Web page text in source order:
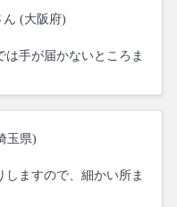
ん (大阪府)
手が届かないところま
玉県)
ますので、細かい所ま